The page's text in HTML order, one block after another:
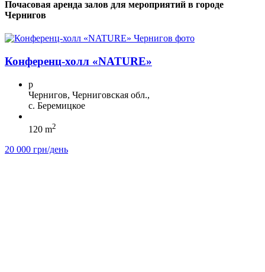
Почасовая аренда залов для мероприятий в городе
Чернигов
Конференц-холл «NATURE»
p
Чернигов, Черниговская обл.,
с. Беремицкое
120 m2
20 000 грн/день